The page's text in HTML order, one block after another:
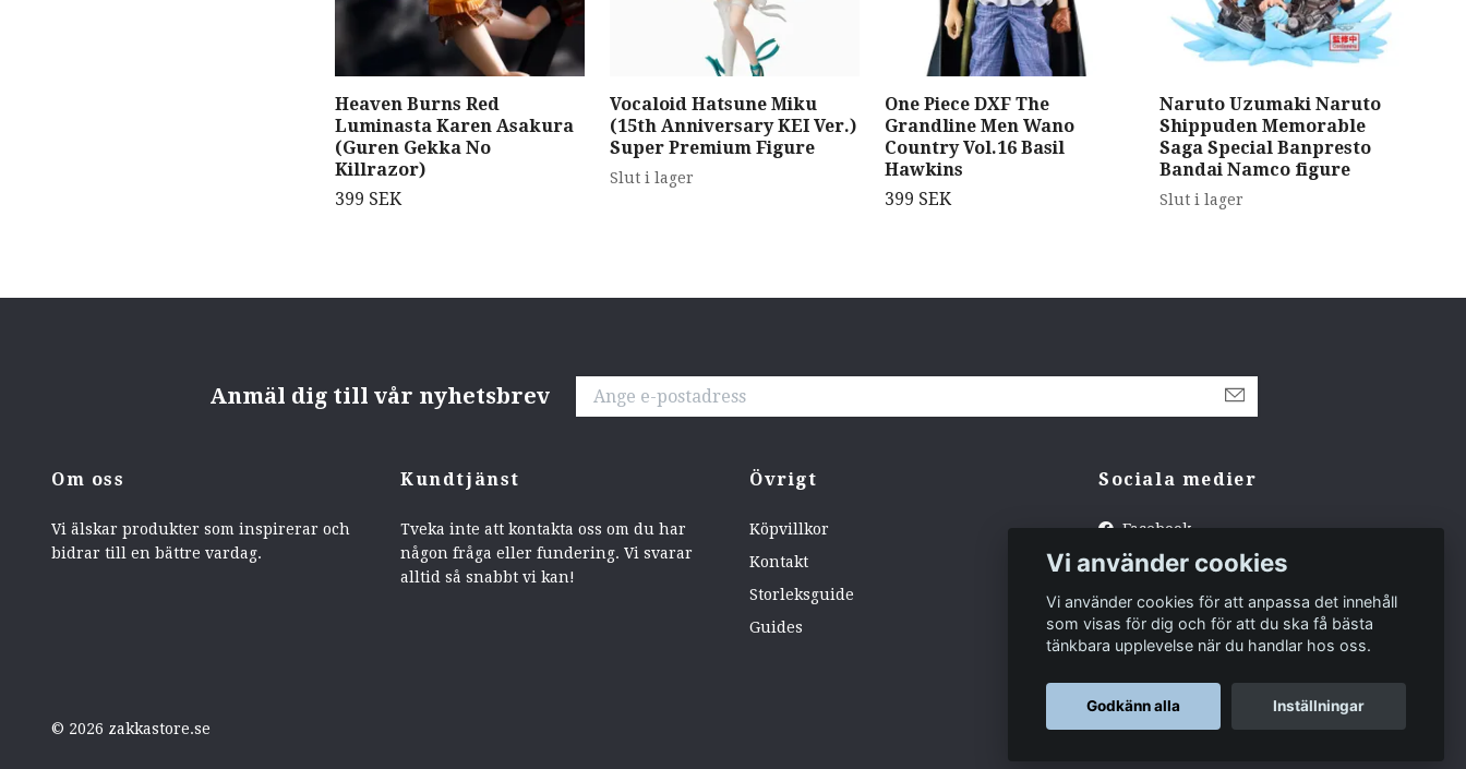
Heaven Burns Red
Luminasta Karen Asakura
(Guren Gekka No
Killrazor)
399 SEK
Vocaloid Hatsune Miku
(15th Anniversary KEI Ver.)
Super Premium Figure
Slut i lager
One Piece DXF The
Grandline Men Wano
Country Vol.16 Basil
Hawkins
399 SEK
Naruto Uzumaki Naruto
Shippuden Memorable
Saga Special Banpresto
Bandai Namco figure
Slut i lager
Anmäl dig till vår nyhetsbrev
Om oss
Vi älskar produkter som inspirerar och
bidrar till en bättre vardag.
Kundtjänst
Tveka inte att kontakta oss om du har
någon fråga eller fundering. Vi svarar
alltid så snabbt vi kan!
Övrigt
Köpvillkor
Kontakt
Storleksguide
Guides
Sociala medier
Facebook
Instagram
Tiktok
© 2026 zakkastore.se
Vi använder cookies
Vi använder cookies för att anpassa det innehåll
som visas för dig och för att du ska få bästa
tänkbara upplevelse när du handlar hos oss.
Godkänn alla Inställningar